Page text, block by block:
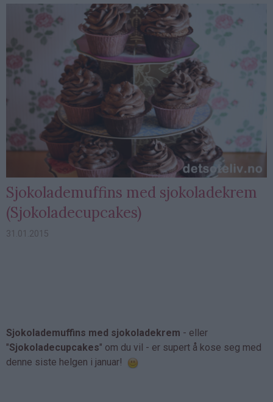
Sjokolademuffins med sjokoladekrem
(Sjokoladecupcakes)
31.01.2015
Sjokolademuffins med sjokoladekrem - eller
"Sjokoladecupcakes" om du vil - er supert å kose seg med
denne siste helgen i januar!